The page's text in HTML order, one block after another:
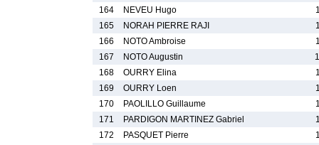
164
NEVEU Hugo
165
NORAH PIERRE RAJI
166
NOTO Ambroise
167
NOTO Augustin
168
OURRY Elina
169
OURRY Loen
170
PAOLILLO Guillaume
171
PARDIGON MARTINEZ Gabriel
172
PASQUET Pierre